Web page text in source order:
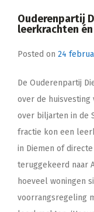
Ouderenpartij
leerkrachten
Posted on 24
De Ouderenpartij
over de
over biljarten in de
fractie kon een
in Diemen of
teruggekeerd naar
hoeveel woningen
voorrangsregeling